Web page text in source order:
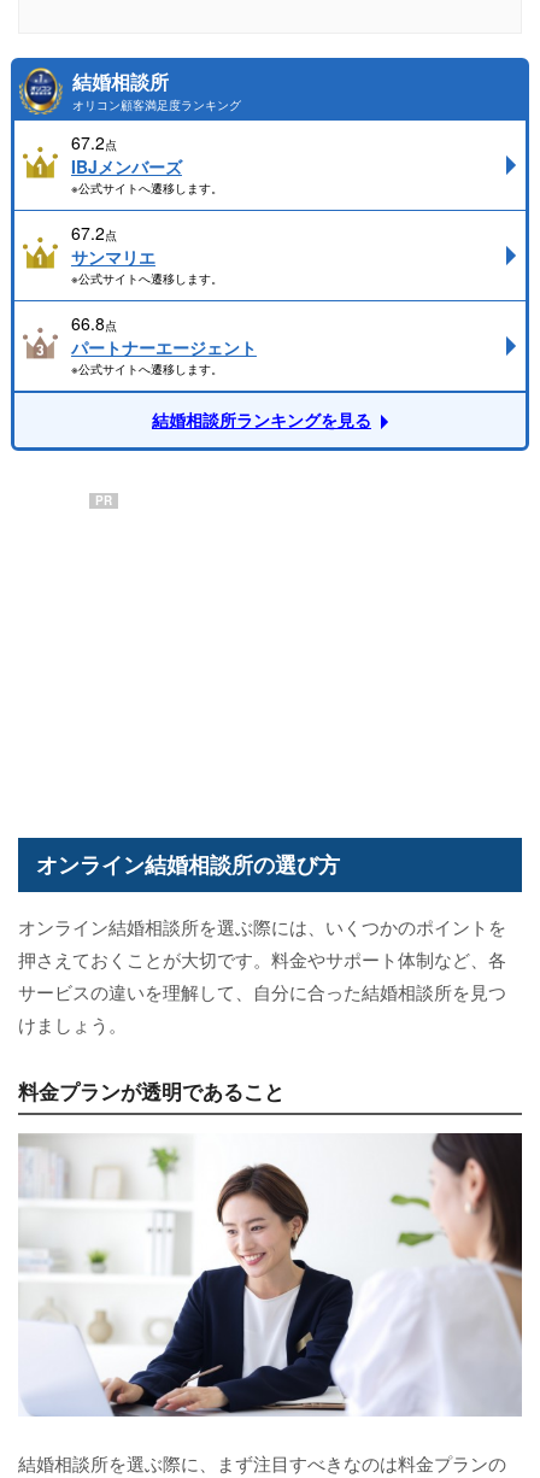
結婚相談所
オリコン顧客満足度ランキング
67.2点
IBJメンバーズ
※公式サイトへ遷移します。
67.2点
サンマリエ
※公式サイトへ遷移します。
66.8点
パートナーエージェント
※公式サイトへ遷移します。
結婚相談所ランキングを見る
PR
オンライン結婚相談所の選び方
オンライン結婚相談所を選ぶ際には、いくつかのポイントを
押さえておくことが大切です。料金やサポート体制など、各
サービスの違いを理解して、自分に合った結婚相談所を見つ
けましょう。
料金プランが透明であること
結婚相談所を選ぶ際に、まず注目すべきなのは料金プランの